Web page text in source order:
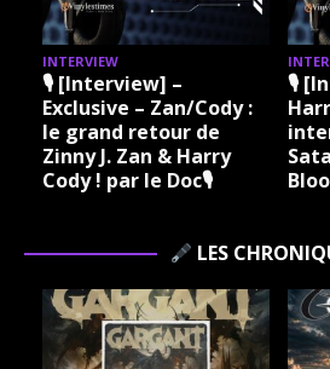
INTERVIEW
🎙 [Interview] –
Exclusive – Zan/Cody :
le grand retour de
Zinny J. Zan & Harry
Cody ! par le Doc🎙
🎙
LES